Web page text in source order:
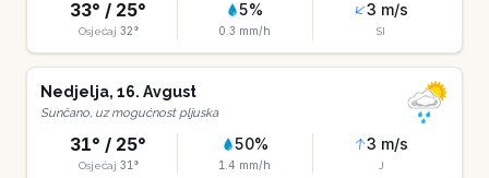
33° / 25°
Osjećaj 32°
5%
0.3 mm/h
3 m/s
SI
Nedjelja, 16. Avgust
Sunčano, uz mogućnost pljuska
31° / 25°
Osjećaj 31 °
50%
1.4 mm/h
3 m/s
J